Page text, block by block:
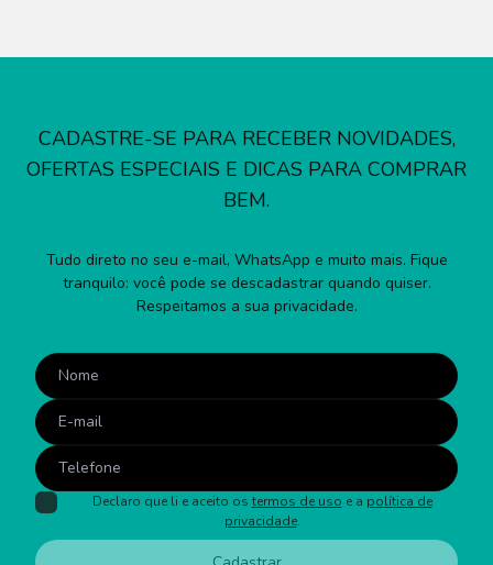
CADASTRE-SE PARA RECEBER NOVIDADES,
OFERTAS ESPECIAIS E DICAS PARA COMPRAR
BEM.
Tudo direto no seu e-mail, WhatsApp e muito mais. Fique
tranquilo: você pode se descadastrar quando quiser.
Respeitamos a sua privacidade.
Declaro que li e aceito os termos de uso e a política de
privacidade.